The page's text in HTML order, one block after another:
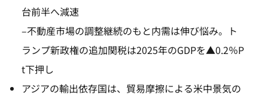
台前半へ減速
–不動産市場の調整継続のもと内需は伸び悩み。ト
ランプ新政権の追加関税は2025年のGDPを▲0.2％P
t下押し
アジアの輸出依存国は、貿易摩擦による米中景気の